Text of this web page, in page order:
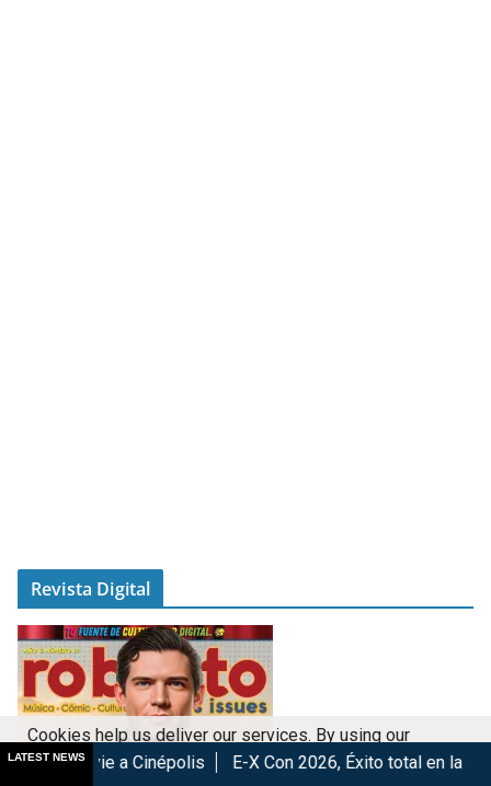
Revista Digital
LATEST NEWS
Cinépolis E-X Con 2026, Éxito total en la convención.
Cookies help us deliver our services. By using our
services, you agree to our use of cookies.
Got it